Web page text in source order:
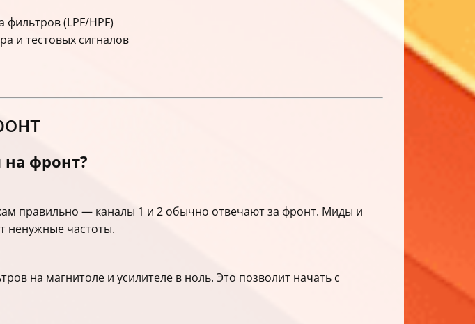
фильтров (LPF/HPF)
и тестовых сигналов
фронт?
правильно — каналы 1 и 2 обычно отвечают за фронт. Миды и
ненужные частоты.
на магнитоле и усилителе в ноль. Это позволит начать с